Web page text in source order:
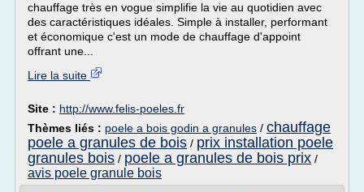
chauffage très en vogue simplifie la vie au quotidien avec
des caractéristiques idéales. Simple à installer, performant
et économique c'est un mode de chauffage d'appoint
offrant une...
Lire la suite
Site : http://www.felis-poeles.fr
Thèmes liés : poele a bois godin a granules / chauffage
poele a granules de bois / prix installation poele
granules bois / poele a granules de bois prix /
avis poele granule bois